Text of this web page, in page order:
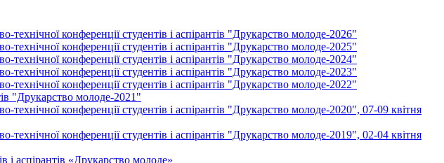
конференції студентів і аспірантів "Друкарство молоде-2026"
конференції студентів і аспірантів "Друкарство молоде-2025"
конференції студентів і аспірантів "Друкарство молоде-2024"
конференції студентів і аспірантів "Друкарство молоде-2023"
конференції студентів і аспірантів "Друкарство молоде-2022"
"Друкарство молоде-2021"
конференції студентів і аспірантів "Друкарство молоде-2020", 07-09 квітня
конференції студентів і аспірантів "Друкарство молоде-2019", 02-04 квітня
і аспірантів «Друкарство молоде»